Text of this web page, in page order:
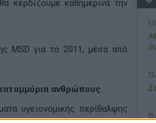
7/
κερδίζουμε καθημερινά την
MSD για το 2011, μέσα από
ανθρώπους.
υγειονομικής περίθαλψης